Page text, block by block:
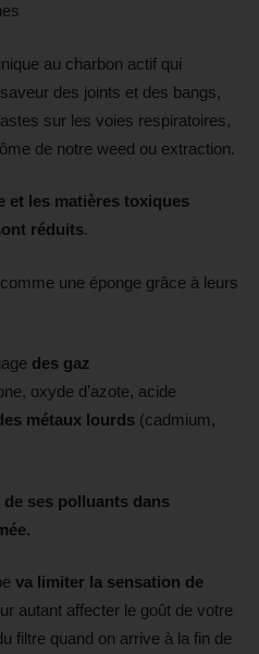
au charbon actif qui
des joints et des bangs,
sur les voies respiratoires,
de notre weed ou extraction.
et les matières toxiques
réduits.
une éponge grâce à leurs
des gaz
oxyde d’azote, acide
métaux lourds (cadmium,
de ses polluants dans
va limiter la sensation de
autant affecter le goût de votre
filtre quand on arrive à la fin de